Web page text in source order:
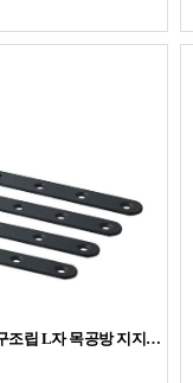
조립 L자 목공방 지지대 철